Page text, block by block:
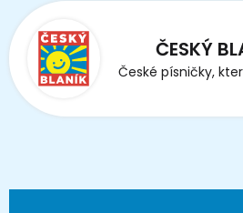
ČESKÝ
České písničky,